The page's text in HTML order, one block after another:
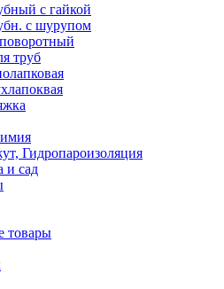
с гайкой
с шурупом
труб
Гидропароизоляция
и сад
товары